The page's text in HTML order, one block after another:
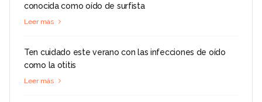
conocida como oído de surfista
Leer más
Ten cuidado este verano con las infecciones de oído
como la otitis
Leer más